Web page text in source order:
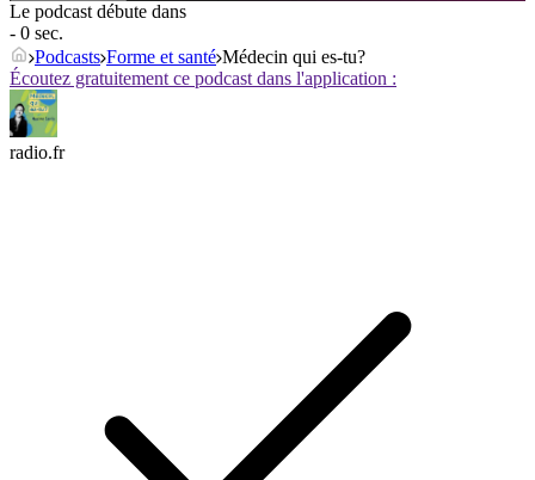
Le podcast débute dans
- 0 sec.
Podcasts Forme et santé Médecin qui es-tu?
Écoutez gratuitement ce podcast dans l'application :
radio.fr